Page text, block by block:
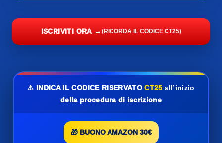
ISCRIVITI ORA → (RICORDA IL CODICE CT25)
⚠️ INDICA IL CODICE RISERVATOCT25 all’inizio
della procedura di iscrizione
🎁 BUONO AMAZON 30€